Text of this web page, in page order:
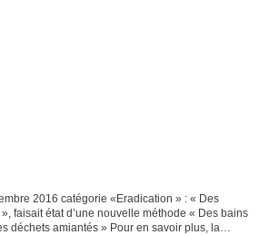
2016 catégorie «Eradication » : « Des
faisait état d’une nouvelle méthode « Des bains
déchets amiantés » Pour en savoir plus, la